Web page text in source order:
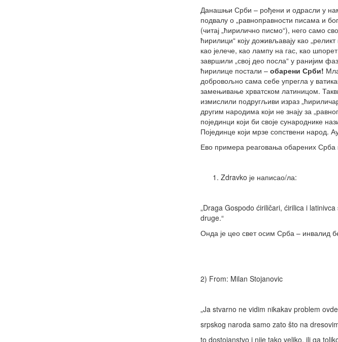
Данашњи Срби – рођени и одрасли у
подвалу о „равноправности писама и
(читај „ћирилично писмо“), него само
ћирилици“ коју доживљавају као
као јелече, као лампу на гас, као
завршили „свој део посла“ у ранијим
ћирилице постали – обарени Срби!
добровољно сама себе упрегла у
замењивање хрватском латиницом.
измислили подругљиви израз
другим народима који не знају за
појединци који би своје сународнике
Појединце који мрзе сопствени народ.
Ево примера реаговања обарених Срба
Zdravko је написао/ла:
„Draga Gospodo ćiriličari, ćirilica i
druge.“
Онда је цео свет осим Срба – инвалид
2) From: Milan Stojanovic
„Ja stvarno ne vidim nikakav problem
srpskog naroda samo zato što na
to dostojanstvo i nije tako veliko, ili ga